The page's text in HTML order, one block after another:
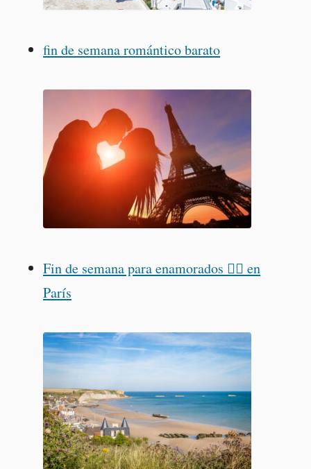
fin de semana romántico barato
Fin de semana para enamorados ❤️‍🔥 en
París